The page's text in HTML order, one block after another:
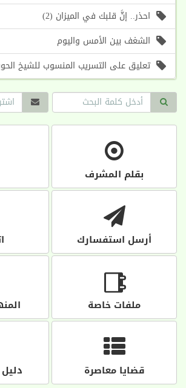
احذر.. إنَّ قلبك في الميزان (2)
الشغف بين الأمس واليوم
تعليق على التسريب المنسوب للشيخ
بقلم المشرف
أرسل استفسارك
ملفات خاصة
قضايا معاصرة